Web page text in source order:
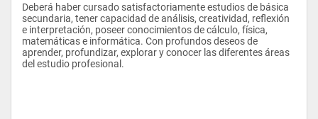
Deberá haber cursado satisfactoriamente estudios de básica
secundaria, tener capacidad de análisis, creatividad, reflexión
e interpretación, poseer conocimientos de cálculo, física,
matemáticas e informática. Con profundos deseos de
aprender, profundizar, explorar y conocer las diferentes áreas
del estudio profesional.